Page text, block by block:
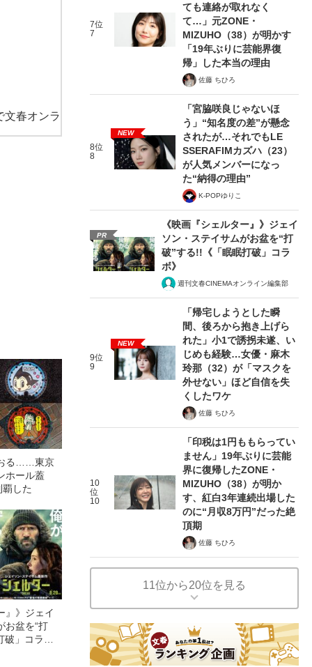
文春オンラ
る……東京
ホール蓋
覇した
』》ジェイ
お盆を“打
破」コラ
7位
7
ても連絡が取れなく
て…」元ZONE・
MIZUHO（38）が明かす
「19年ぶりに芸能界復
帰」した本当の理由
佐藤 ちひろ
8位
8
NEW
「宮脇咲良じゃないほ
う」“知名度の差”が懸念
されたが…それでもLE
SSERAFIMカズハ（23）
が人気メンバーになっ
た“納得の理由”
K-POPゆりこ
PR
《映画『シェルター』》ジェイ
ソン・ステイサムがお盆を“打
破”する!!《「眠眠打破」コラ
ボ》
週刊文春CINEMAオンライン編集部
9位
9
NEW
「帰宅しようとした瞬
間、後ろから抱き上げら
れた」小1で誘拐未遂、い
じめも経験…女優・麻木
玲那（32）が「マスクを
外せない」ほど自信を失
くしたワケ
佐藤 ちひろ
10
位
10
「印税は1円ももらってい
ません」19年ぶりに芸能
界に復帰したZONE・
MIZUHO（38）が明か
す、紅白3年連続出場した
のに“月収8万円”だった絶
頂期
佐藤 ちひろ
11位から20位を見る